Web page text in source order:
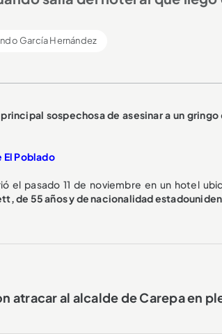
García Hernández
principal sospechosa de asesinar a un gringo
El Poblado
el pasado 11 de noviembre en un hotel
de 55 años y de nacionalidad
atracar al alcalde de Carepa en